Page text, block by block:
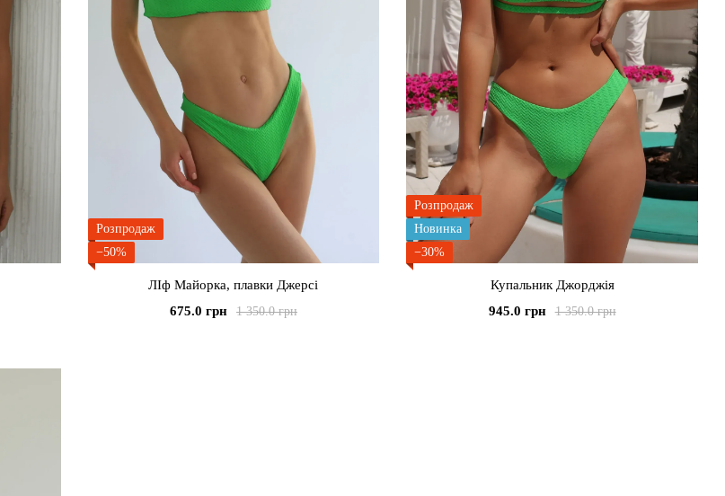
Розпродаж
−50%
ЛІф Майорка, плавки Джерсі
1 350.0 грн
675.0 грн
Розпродаж
Новинка
−30%
Купальник Джорджія
1 350.0 грн
945.0 грн